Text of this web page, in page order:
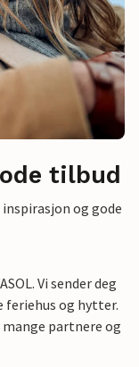
tilbud
og gode
Vi sender deg
feriehus og hytter.
partnere og